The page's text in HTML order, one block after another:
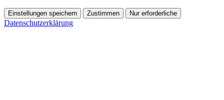
Einstellungen speichern Zustimmen Nur erforderliche
Datenschutzerklärung